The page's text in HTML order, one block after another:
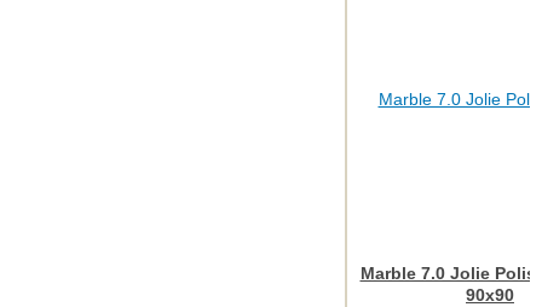
Marble 7.0 Jolie
90x90